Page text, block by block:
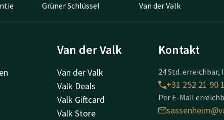
Grüner Schlüssel Van der Valk
Van der Valk
Van der Valk
Valk Deals
Valk Giftcard
Valk Store
Kontakt
24 Std.
+31 252 21 90
Per E-Mail